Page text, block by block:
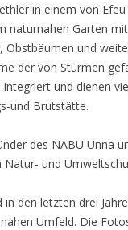
in einem von
naturnahen Garten
Obstbäumen und
der von Stürmen
und dienen
und Brutstätte.
des NABU Unna
Natur- und
den letzten drei
Umfeld. Die